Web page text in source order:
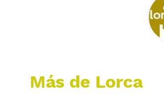
Más de Lorca